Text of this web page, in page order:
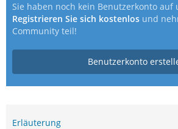
Sie haben noch kein Benutzerkonto auf
Registrieren Sie sich kostenlos und
Community teil!
Benutzerkonto
Erläuterung